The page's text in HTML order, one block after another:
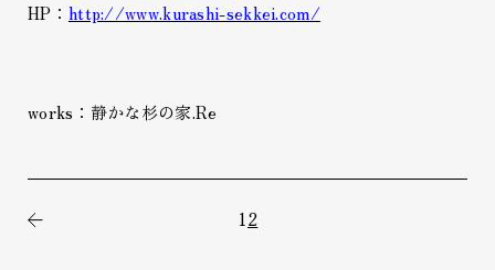
HP： http://www.kurashi-sekkei.com/
works：静かな杉の家.Re
12